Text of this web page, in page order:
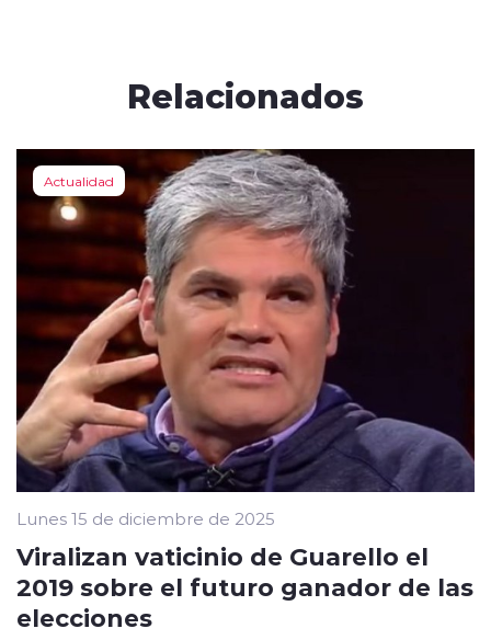
Relacionados
Actualidad
Lunes 15 de diciembre de 2025
Viralizan vaticinio de Guarello el
2019 sobre el futuro ganador de las
elecciones